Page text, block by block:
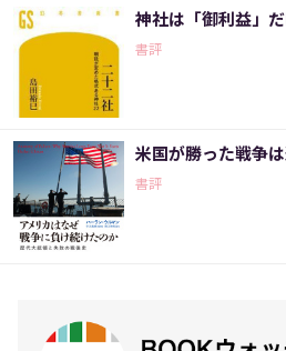
神社は「御利益」
書評
米国が勝った戦争
書評